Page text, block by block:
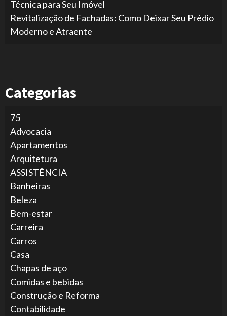
Técnica para Seu Imóvel
Revitalização de Fachadas: Como Deixar Seu Prédio
Moderno e Atraente
Categorias
75
Advocacia
Apartamentos
Arquitetura
ASSISTÊNCIA
Banheiras
Beleza
Bem-estar
Carreira
Carros
Casa
Chapas de aço
Comidas e bebidas
Construção e Reforma
Contabilidade